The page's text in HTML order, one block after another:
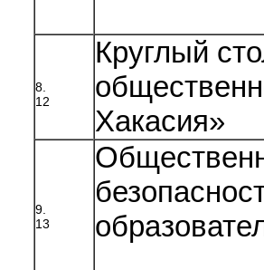
8.
12
Круглый
Хакасия»
9.
13